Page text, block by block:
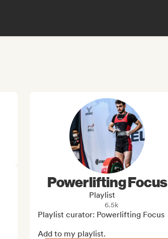
Powerlifting Focus
Playlist
6.5k
Playlist curator: Powerlifting Focus
Add to my playlist.